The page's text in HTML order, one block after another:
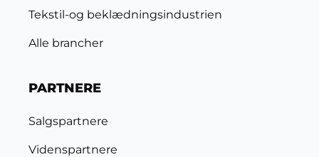
Tekstil-og beklædningsindustrien
Alle brancher
PARTNERE
Salgspartnere
Videnspartnere